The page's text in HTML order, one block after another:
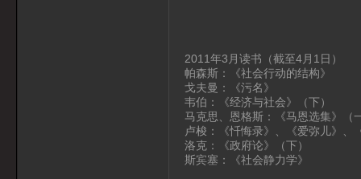
2011年3月读书（截至4月1日）
帕森斯：《社会行动的结构》
戈夫曼：《污名》
韦伯：《经济与社会》（下）
马克思、恩格斯：《马恩选集》（
卢梭：《忏悔录》、《爱弥儿》、
洛克：《政府论》（下）
斯宾塞：《社会静力学》